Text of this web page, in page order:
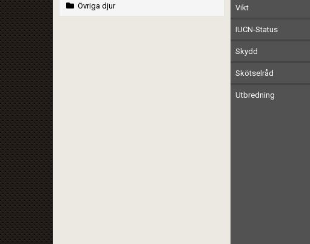
Övriga djur Vikt
IUCN-Status
Skydd
Skötselråd
Utbredning